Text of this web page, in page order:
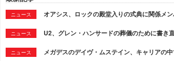
ニュース オアシス、ロックの殿堂入りの式典に関係メ
ニュース U2、グレン・ハンサードの葬儀のために書
ニュース メガデスのデイヴ・ムステイン、キャリアの